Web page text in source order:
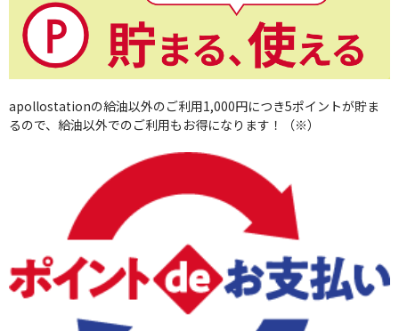
apollostationの給油以外のご利用1,000円につき5ポイントが貯ま
るので、給油以外でのご利用もお得になります！（※）